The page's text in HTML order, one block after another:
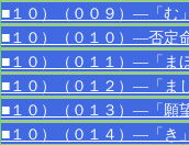
■１０）（００９）―「む
■１０）（０１０）―否定
■１０）（０１１）―「ま
■１０）（０１２）―「ま
■１０）（０１３）―「願
■１０）（０１４）―「き